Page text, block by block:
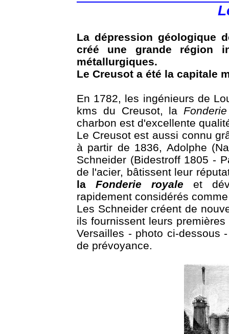
La dépression géologique
créé une grande région
métallurgiques.
Le Creusot a été la capitale
En 1782, les ingénieurs de
kms du Creusot, la
charbon est d'excellente
Le Creusot est aussi connu
à partir de 1836, Adolphe
Schneider (Bidestroff 1805 -
de l'acier, bâtissent leur
la Fonderie royale et
rapidement considérés
Les Schneider créent de
ils fournissent leurs premières
Versailles - photo ci-dessous
de prévoyance.